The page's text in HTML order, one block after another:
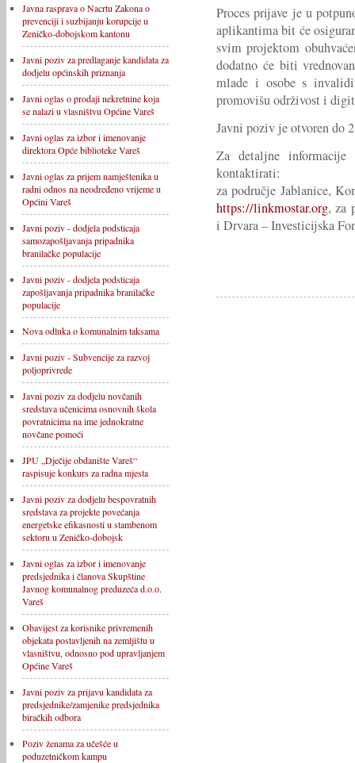
Javna rasprava o Nacrtu Zakona o
prevenciji i suzbijanju korupcije u
Zeničko-dobojskom kantonu
Javni poziv za predlaganje kandidata za
dodjelu općinskih priznanja
Javni oglas o prodaji nekretnine koja
se nalazi u vlasništvu Općine Vareš
Javni oglas za izbor i imenovanje
direktora Opće biblioteke Vareš
Javni oglas za prijem namještenika u
radni odnos na neodređeno vrijeme u
Općini Vareš
Javni poziv - dodjela podsticaja
samozapošljavanja pripadnika
branilačke populacije
Javni poziv - dodjela podsticaja
zapošljavanja pripadnika branilačke
populacije
Nova odluka o komunalnim taksama
Javni poziv - Subvencije za razvoj
poljoprivrede
Javni poziv za dodjelu novčanih
sredstava učenicima osnovnih škola
povratnicima na ime jednokratne
novčane pomoći
JPU „Dječije obdanište Vareš“
raspisuje konkurs za radna mjesta
Javni poziv za dodjelu bespovratnih
sredstava za projekte povećanja
energetske efikasnosti u stambenom
sektoru u Zeničko-dobojsk
Javni oglas za izbor i imenovanje
predsjednika i članova Skupštine
Javnog komunalnog preduzeća d.o.o.
Vareš
Obavijest za korisnike privremenih
objekata postavljenih na zemljištu u
vlasništvu, odnosno pod upravljanjem
Općine Vareš
Javni poziv za prijavu kandidata za
predsjednike/zamjenike predsjednika
biračkih odbora
Poziv ženama za učešće u
poduzetničkom kampu
Proces prijave je u
aplikantima bit će
svim projektom
dodatno će biti
mlade i osobe s
promovišu održivost i
Javni poziv je otvoren do
Za detaljne
kontaktirati:
za područje Jablanice,
https://linkmostar.org, za
i Drvara – Investicijska